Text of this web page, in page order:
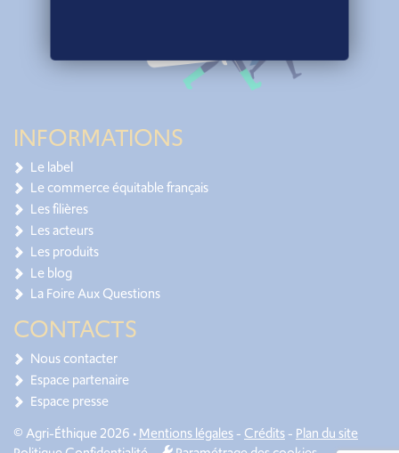
INFORMATIONS
Le label
Le commerce équitable français
Les filières
Les acteurs
Les produits
Le blog
La Foire Aux Questions
CONTACTS
Nous contacter
Espace partenaire
Espace presse
© Agri-Éthique 2026 •Mentions légales- Crédits- Plan du site